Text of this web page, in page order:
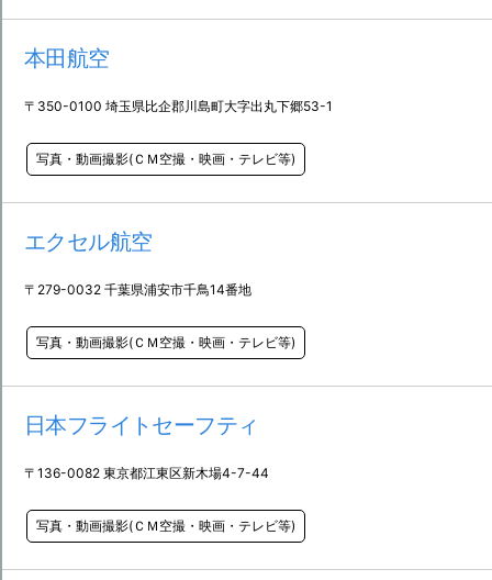
本田航空
〒350-0100 埼玉県比企郡川島町大字出丸下郷53-1
写真・動画撮影(ＣＭ空撮・映画・テレビ等)
エクセル航空
〒279-0032 千葉県浦安市千鳥14番地
写真・動画撮影(ＣＭ空撮・映画・テレビ等)
日本フライトセーフティ
〒136-0082 東京都江東区新木場4-7-44
写真・動画撮影(ＣＭ空撮・映画・テレビ等)